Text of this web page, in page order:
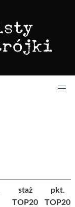
staż
TOP20
pkt.
TOP20